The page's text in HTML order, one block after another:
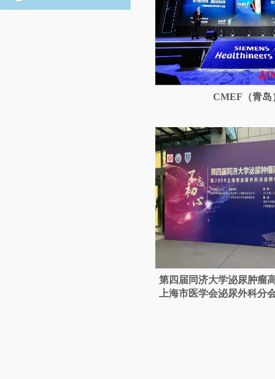
CMEF（青岛
第四届同济大学泌尿肿瘤
上海市医学会泌尿外科分